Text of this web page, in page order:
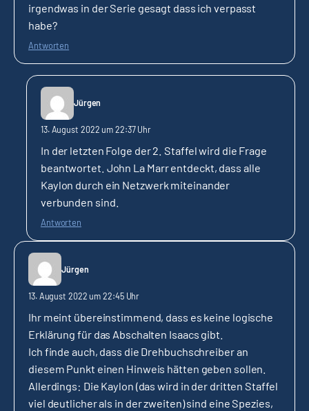
irgendwas in der Serie gesagt dass ich verpasst
habe?
Antworten
Jürgen
13. August 2022 um 22:37 Uhr
In der letzten Folge der 2. Staffel wird die Frage
beantwortet. John La Marr entdeckt, dass alle
Kaylon durch ein Netzwerk miteinander
verbunden sind.
Antworten
Jürgen
13. August 2022 um 22:45 Uhr
Ihr meint übereinstimmend, dass es keine logische
Erklärung für das Abschalten Isaacs gibt.
Ich finde auch, dass die Drehbuchschreiber an
diesem Punkt einen Hinweis hätten geben sollen.
Allerdings: Die Kaylon (das wird in der dritten Staffel
viel deutlicher als in der zweiten) sind eine Spezies,